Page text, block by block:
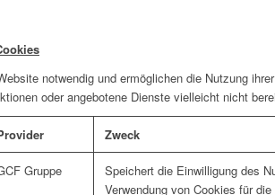
notwendig und ermöglichen die Nutzung
oder angebotene Dienste vielleicht nicht
Zweck
Gruppe
Speichert die Einwilligung des
Verwendung von Cookies für